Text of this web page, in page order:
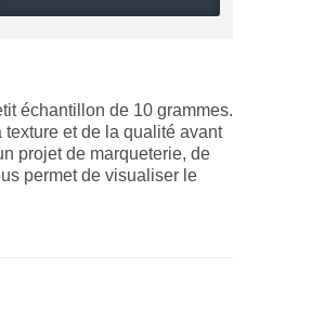
échantillon de 10 grammes.
et de la qualité avant
projet de marqueterie, de
permet de visualiser le